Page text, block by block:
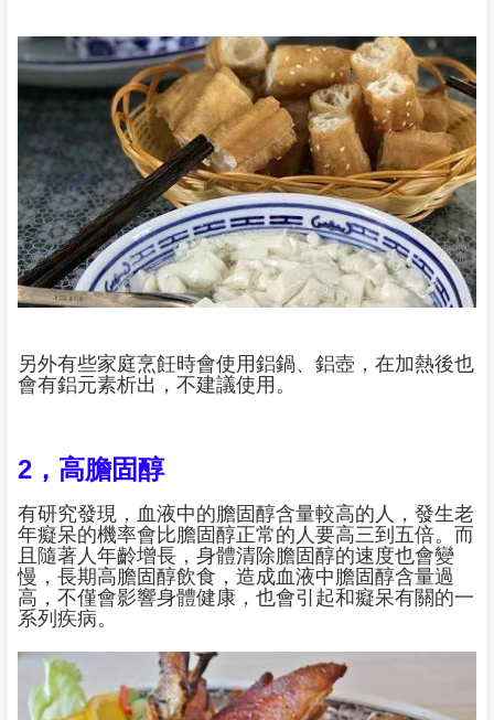
另外有些家庭烹飪時會使用鋁鍋、鋁壺，在加熱後也
會有鋁元素析出，不建議使用。
2，高膽固醇
有研究發現，血液中的膽固醇含量較高的人，發生老
年癡呆的機率會比膽固醇正常的人要高三到五倍。而
且隨著人年齡增長，身體清除膽固醇的速度也會變
慢，長期高膽固醇飲食，造成血液中膽固醇含量過
高，不僅會影響身體健康，也會引起和癡呆有關的一
系列疾病。